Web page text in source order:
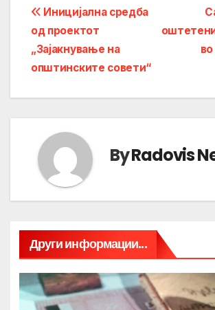
Post
navigation
Иницијална средба
од проектот
„Зајакнување на
општинските совети“
ByRadovis
Други информации...